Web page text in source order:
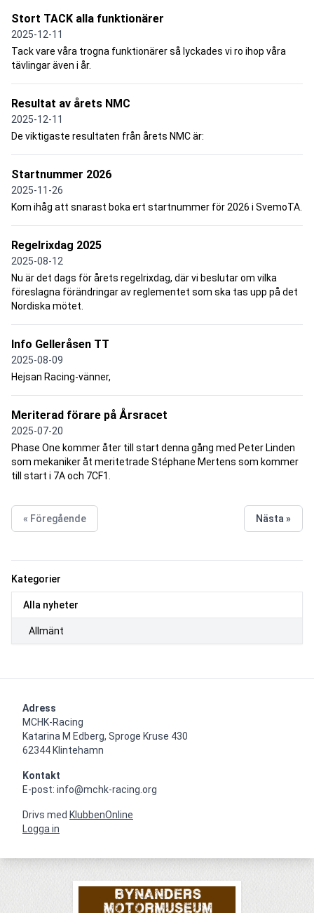
Kategorier
Alla nyheter
Allmänt
Stort TACK alla funktionärer
2025-12-11
Tack vare våra trogna funktionärer så lyckades vi ro ihop våra
tävlingar även i år.
Resultat av årets NMC
2025-12-11
De viktigaste resultaten från årets NMC är:
Startnummer 2026
2025-11-26
Kom ihåg att snarast boka ert startnummer för 2026 i SvemoTA.
Regelrixdag 2025
2025-08-12
Nu är det dags för årets regelrixdag, där vi beslutar om vilka
föreslagna förändringar av reglementet som ska tas upp på det
Nordiska mötet.
Info Gelleråsen TT
2025-08-09
Hejsan Racing-vänner,
Meriterad förare på Årsracet
2025-07-20
Phase One kommer åter till start denna gång med Peter Linden
som mekaniker åt meritetrade Stéphane Mertens som kommer
till start i 7A och 7CF1.
« Föregående Nästa »
Adress
MCHK-Racing
Katarina M Edberg, Sproge Kruse 430
62344 Klintehamn
Kontakt
E-post: info@mchk-racing.org
Drivs med KlubbenOnline
Logga in